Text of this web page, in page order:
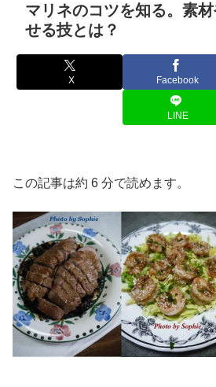
マリネのコツを知る。素
せる技とは？
X Facebook
LINE
この記事は約 6 分で読めます。